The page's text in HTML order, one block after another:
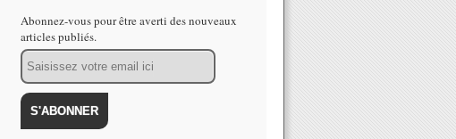
Abonnez-vous pour être averti des nouveaux
articles publiés.
Email